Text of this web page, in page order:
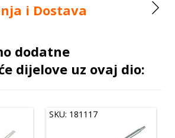
i Dostava
dodatne
dijelove uz ovaj dio:
SKU: 181117